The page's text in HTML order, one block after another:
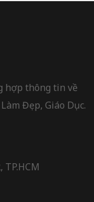
hợp thông tin về
Đẹp, Giáo Dục.
TP.HCM